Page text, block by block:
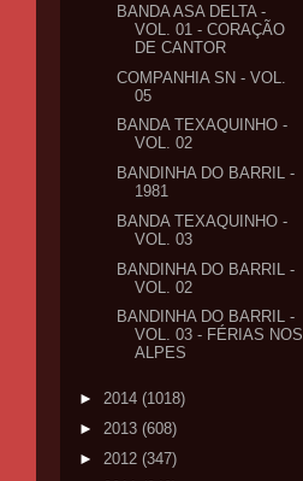
BANDA ASA DELTA -
VOL. 01 - CORAÇÃO
DE CANTOR
COMPANHIA SN - VOL.
05
BANDA TEXAQUINHO -
VOL. 02
BANDINHA DO BARRIL -
1981
BANDA TEXAQUINHO -
VOL. 03
BANDINHA DO BARRIL -
VOL. 02
BANDINHA DO BARRIL -
VOL. 03 - FÉRIAS NOS
ALPES
► 2014 (1018)
► 2013 (608)
► 2012 (347)